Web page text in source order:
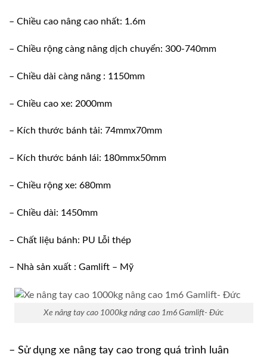
– Chiều cao nâng cao nhất: 1.6m
– Chiều rộng càng nâng dịch chuyển: 300-740mm
– Chiều dài càng nâng : 1150mm
– Chiều cao xe: 2000mm
– Kích thước bánh tải: 74mmx70mm
– Kích thước bánh lái: 180mmx50mm
– Chiều rộng xe: 680mm
– Chiều dài: 1450mm
– Chất liệu bánh: PU Lỗi thép
– Nhà sản xuất : Gamlift – Mỹ
Xe nâng tay cao 1000kg nâng cao 1m6 Gamlift- Đức
– Sử dụng xe nâng tay cao trong quá trình luân